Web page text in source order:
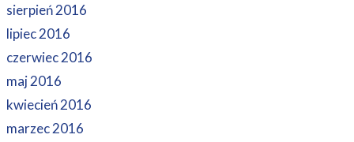
sierpień 2016
lipiec 2016
czerwiec 2016
maj 2016
kwiecień 2016
marzec 2016